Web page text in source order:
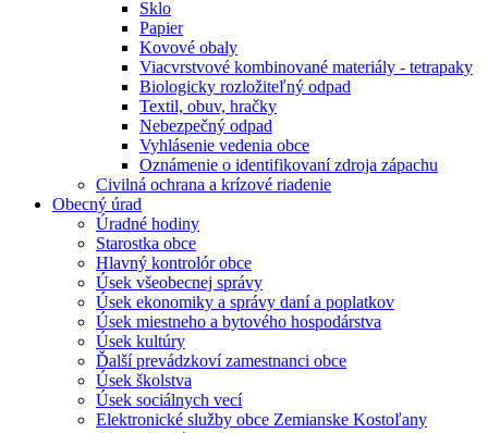
Sklo
Papier
Kovové obaly
Viacvrstvové kombinované materiály - tetrapaky
Biologicky rozložiteľný odpad
Textil, obuv, hračky
Nebezpečný odpad
Vyhlásenie vedenia obce
Oznámenie o identifikovaní zdroja zápachu
Civilná ochrana a krízové riadenie
Obecný úrad
Úradné hodiny
Starostka obce
Hlavný kontrolór obce
Úsek všeobecnej správy
Úsek ekonomiky a správy daní a poplatkov
Úsek miestneho a bytového hospodárstva
Úsek kultúry
Ďalší prevádzkoví zamestnanci obce
Úsek školstva
Úsek sociálnych vecí
Elektronické služby obce Zemianske Kostoľany